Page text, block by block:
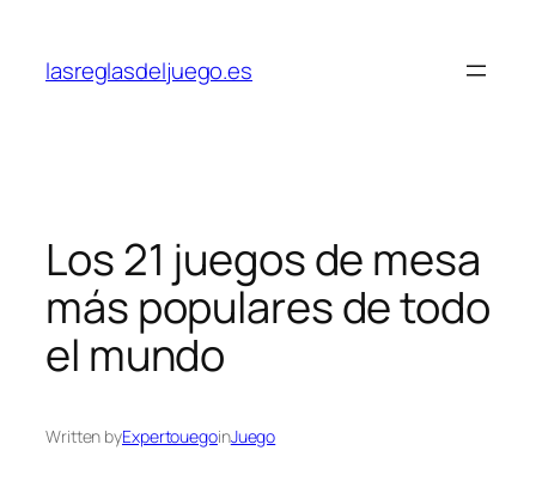
content
lasreglasdeljuego.es
Los 21 juegos de mesa
más populares de todo
el mundo
Written byExpertouegoinJuego